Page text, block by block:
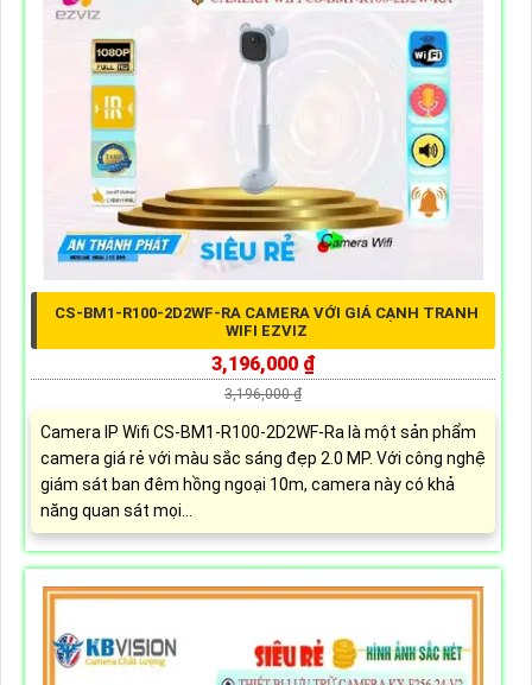
CS-BM1-R100-2D2WF-RA CAMERA VỚI GIÁ CẠNH TRANH
WIFI EZVIZ
3,196,000 ₫
3,196,000 ₫
Camera IP Wifi CS-BM1-R100-2D2WF-Ra là một sản phẩm
camera giá rẻ với màu sắc sáng đẹp 2.0 MP. Với công nghệ
giám sát ban đêm hồng ngoại 10m, camera này có khả
năng quan sát mọi...